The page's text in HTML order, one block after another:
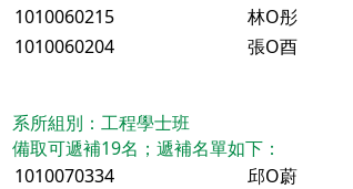
1010060215
林O彤
1010060204
張O酉
系所組別：工程學士班
備取可遞補19名；遞補名單如下：
1010070334
邱O蔚